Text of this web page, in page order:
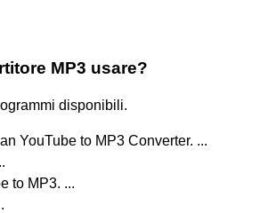
MP3 usare?
disponibili.
YouTube to MP3 Converter. ...
to MP3. ...